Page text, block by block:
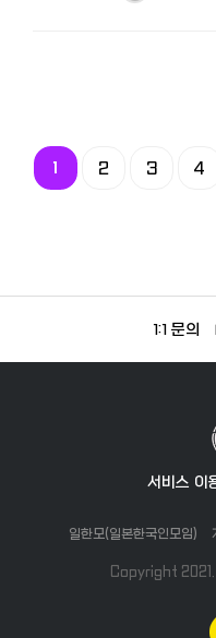
1 2 3 4
1:1 문의
서비스 이
일한모(일본한국인모임)
Copyright